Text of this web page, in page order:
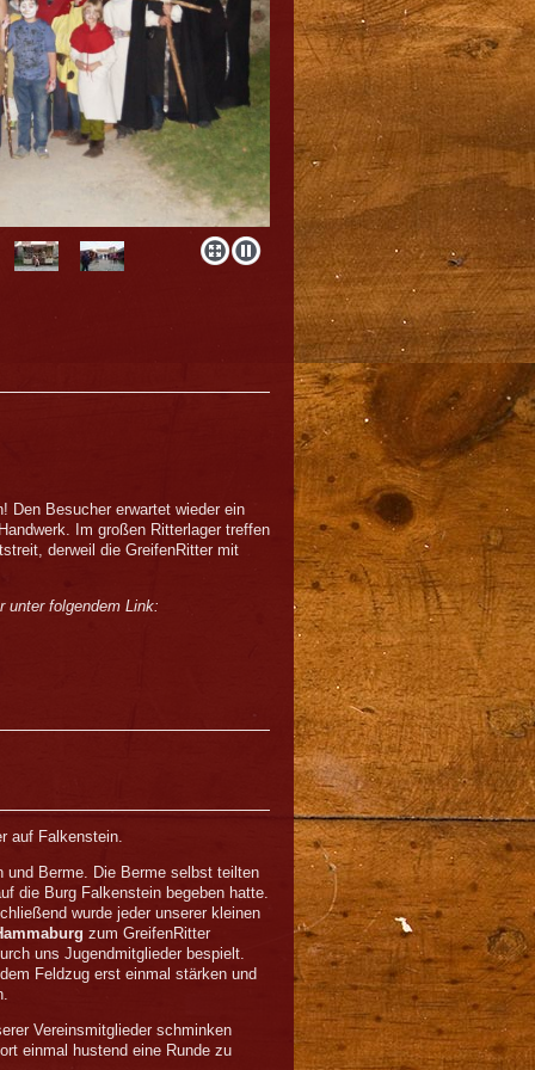
Den Besucher erwartet wieder ein
Im großen Ritterlager treffen
derweil die GreifenRitter mit
unter folgendem Link:
auf Falkenstein.
Berme. Die Berme selbst teilten
die Burg Falkenstein begeben hatte.
wurde jeder unserer kleinen
zum GreifenRitter
uns Jugendmitglieder bespielt.
Feldzug erst einmal stärken und
Vereinsmitglieder schminken
einmal hustend eine Runde zu